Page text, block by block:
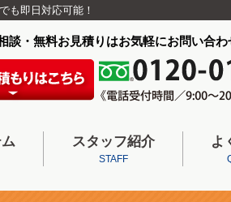
も即日対応可能！
相談・無料お見積りはお気軽にお問い合わ
スタッフ紹介
STAFF
よ